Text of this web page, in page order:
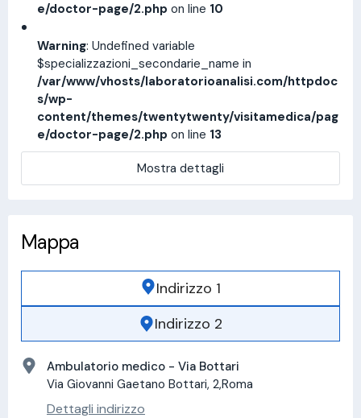
e/doctor-page/2.php on line 10
Warning: Undefined variable
$specializzazioni_secondarie_name in
/var/www/vhosts/laboratorioanalisi.com/httpdoc
s/wp-
content/themes/twentytwenty/visitamedica/pag
e/doctor-page/2.php on line 13
Mostra dettagli
Mappa
Indirizzo 1
Indirizzo 2
Ambulatorio medico - Via Bottari
Via Giovanni Gaetano Bottari, 2,Roma
Dettagli indirizzo